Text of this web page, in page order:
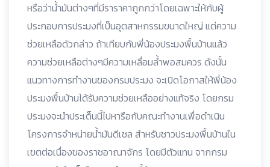
หรือว่าน้ำมันต่างๆที่มีราราคาถูกกว่าโดยเฉพาะให้กับผู้
ประกอบการประมงที่เป็นอุตสาหกรรมขนาดใหญ่ แต่ความ
ช่วยเหลือดัวกล่าว ถ้าเทียบกับพี่น้องประมงพื้นบ้านแล้ว
ความช่วยเหลือต่างๆมีความเหลื่อมล้ำพอสมควร ดังนั้น
แนวทางการทำงานของกรมประมง จะเปิดโอกาสให้พี่น้อง
ประมงพื้นบ้านได้รับความช่วยเหลืออย่างแท้จริง โดยกรม
ประมงจะนำประเด็นนี้ไปหารือกับคณะทำงานเพื่อดำเนิน
โครงการจำหน่ายน้ำมันดีเซล สำหรับชาวประมงพื้นบ้านใน
เขตต่อเนื่องของราชอาณาจักร โดยมีตัวแทน จากกรม